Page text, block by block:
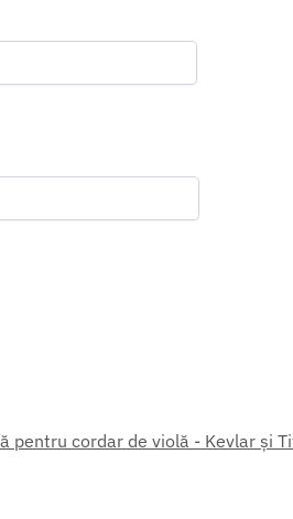
pentru cordar de violă - Kevlar și